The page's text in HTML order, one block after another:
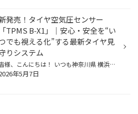
発売！タイヤ空気圧センサー
「TPMS B‑X1」｜安心・安全を“い
でも視える化”する最新タイヤ見
りシステム
皆様、こんにちは！ いつも神奈川県 横浜市 都筑区 タイヤ館 港北ニュータウン店のWebを御覧の皆様ありがとうございます♪ タイヤ館は、あなたの町の "タイヤ専門店"です。 タイヤ空気圧センサー「TPMS B‑X1」｜安心・安全を“いつでも視える化”する最新タイヤ見守りシステム タイヤ空気圧センサー TP...
年5月7日